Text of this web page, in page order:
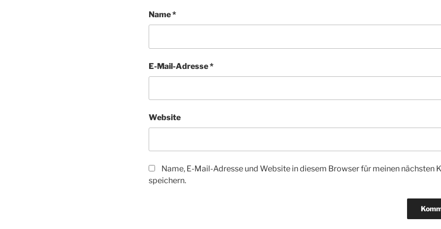
Name*
E-Mail-Adresse*
Website
Name, E-Mail-Adresse und Website in diesem Browser für meinen nächsten
speichern.